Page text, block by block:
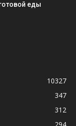
еды
10327
347
312